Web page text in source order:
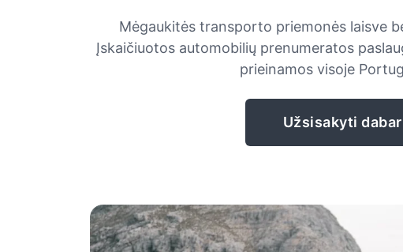
Mėgaukitės transporto priemonės laisve
Įskaičiuotos automobilių prenumeratos
prieinamos visoje
Užsisakyti dabar